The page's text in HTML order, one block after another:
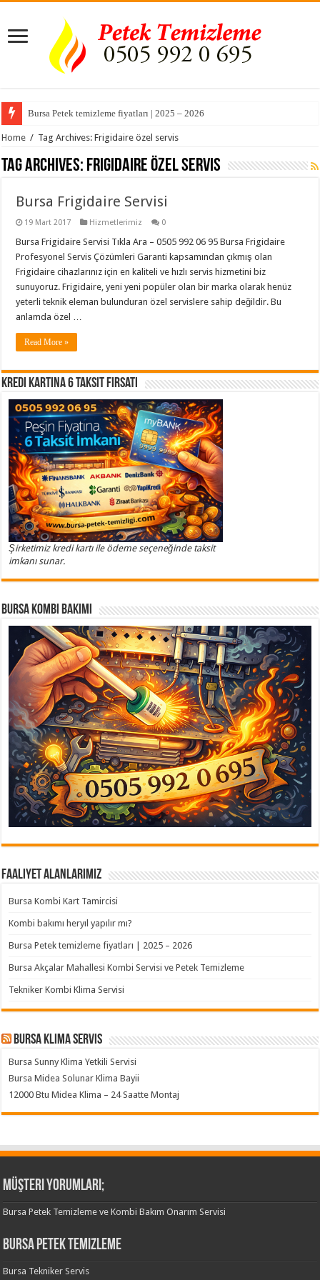
Bursa Petek temizleme fiyatları | 2025 – 2026
Home / Tag Archives: Frigidaire özel servis
Tag Archives: Frigidaire özel servis
Bursa Frigidaire Servisi
19 Mart 2017 Hizmetlerimiz 0
Bursa Frigidaire Servisi Tıkla Ara – 0505 992 06 95 Bursa Frigidaire
Profesyonel Servis Çözümleri Garanti kapsamından çıkmış olan
Frigidaire cihazlarınız için en kaliteli ve hızlı servis hizmetini biz
sunuyoruz. Frigidaire, yeni yeni popüler olan bir marka olarak henüz
yeterli teknik eleman bulunduran özel servislere sahip değildir. Bu
anlamda özel …
Read More »
Kredi Kartına 6 Taksit Fırsatı
Şirketimiz kredi kartı ile ödeme seçeneğinde taksit
imkanı sunar.
Bursa Kombi Bakımı
Faaliyet Alanlarımız
Bursa Kombi Kart Tamircisi
Kombi bakımı heryıl yapılır mı?
Bursa Petek temizleme fiyatları | 2025 – 2026
Bursa Akçalar Mahallesi Kombi Servisi ve Petek Temizleme
Tekniker Kombi Klima Servisi
Bursa klima servis
Bursa Sunny Klima Yetkili Servisi
Bursa Midea Solunar Klima Bayii
12000 Btu Midea Klima – 24 Saatte Montaj
Müşteri Yorumları;
Bursa Petek Temizleme ve Kombi Bakım Onarım Servisi
Bursa Petek Temizleme
Bursa Tekniker Servis